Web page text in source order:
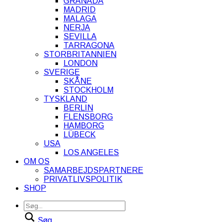
MADRID
MALAGA
NERJA
SEVILLA
TARRAGONA
STORBRITANNIEN
LONDON
SVERIGE
SKÅNE
STOCKHOLM
TYSKLAND
BERLIN
FLENSBORG
HAMBORG
LÜBECK
USA
LOS ANGELES
OM OS
SAMARBEJDSPARTNERE
PRIVATLIVSPOLITIK
SHOP